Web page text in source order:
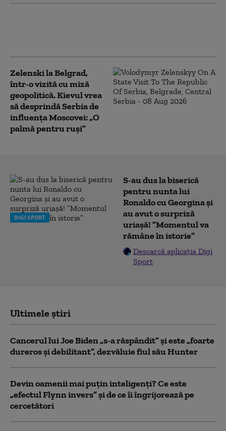
Zelenski la Belgrad,
într-o vizită cu miză
geopolitică. Kievul vrea
să desprindă Serbia de
influența Moscovei: „O
palmă pentru ruși”
DIGI SPORT
S-au dus la biserică
pentru nunta lui
Ronaldo cu Georgina și
au avut o surpriză
uriașă! ”Momentul va
rămâne în istorie”
Descarcă aplicația Digi
Sport
Ultimele știri
Cancerul lui Joe Biden „s-a răspândit” şi este „foarte
dureros și debilitant”, dezvăluie fiul său Hunter
Devin oamenii mai puțin inteligenți? Ce este
„efectul Flynn invers” și de ce îi îngrijorează pe
cercetători